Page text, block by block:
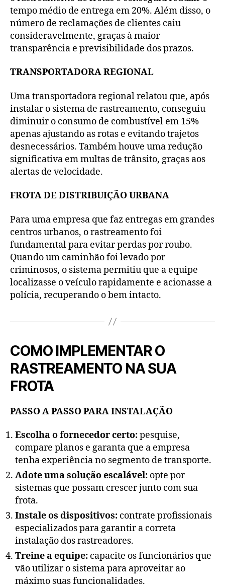
tempo médio de entrega em 20%. Além disso, o
número de reclamações de clientes caiu
consideravelmente, graças à maior
transparência e previsibilidade dos prazos.
TRANSPORTADORA REGIONAL
Uma transportadora regional relatou que, após
instalar o sistema de rastreamento, conseguiu
diminuir o consumo de combustível em 15%
apenas ajustando as rotas e evitando trajetos
desnecessários. Também houve uma redução
significativa em multas de trânsito, graças aos
alertas de velocidade.
FROTA DE DISTRIBUIÇÃO URBANA
Para uma empresa que faz entregas em grandes
centros urbanos, o rastreamento foi
fundamental para evitar perdas por roubo.
Quando um caminhão foi levado por
criminosos, o sistema permitiu que a equipe
localizasse o veículo rapidamente e acionasse a
polícia, recuperando o bem intacto.
COMO IMPLEMENTAR O
RASTREAMENTO NA SUA
FROTA
PASSO A PASSO PARA INSTALAÇÃO
Escolha o fornecedor certo:pesquise,
compare planos e garanta que a empresa
tenha experiência no segmento de transporte.
Adote uma solução escalável: opte por
sistemas que possam crescer junto com sua
frota.
Instale os dispositivos: contrate profissionais
especializados para garantir a correta
instalação dos rastreadores.
Treine a equipe: capacite os funcionários que
vão utilizar o sistema para aproveitar ao
máximo suas funcionalidades.